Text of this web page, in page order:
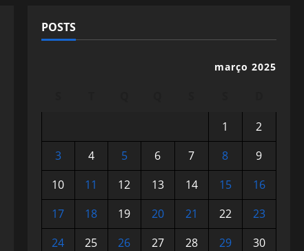
POSTS
março 2025
1
2
3
4 5 6 7 8
9
10
11 12 13 14 15
16
17
18 19 20 21 22
23
24
25 26 27 28 29
30